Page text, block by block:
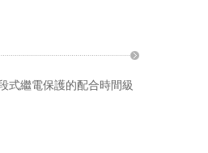
式繼電保護的配合時間級